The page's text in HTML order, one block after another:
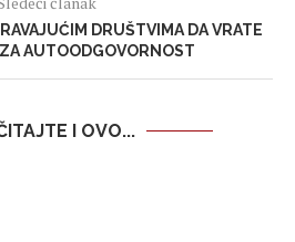
DRUŠTVIMA DA VRATE
AUTOODGOVORNOST
I OVO...